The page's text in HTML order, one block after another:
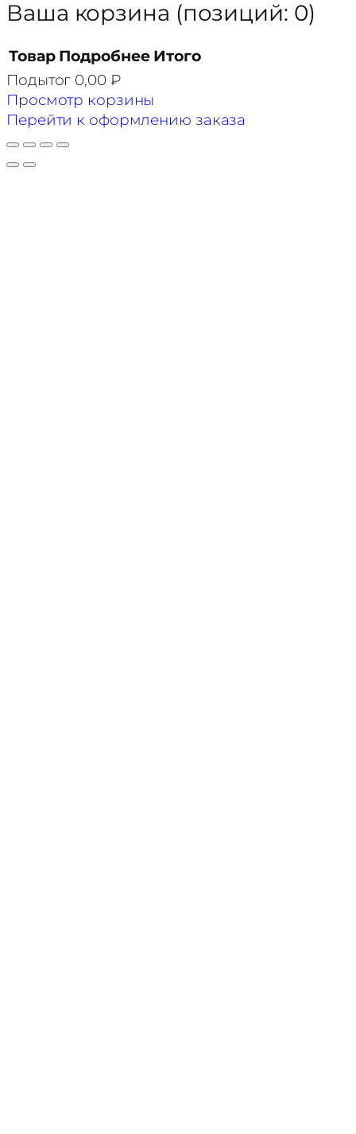
Ваша корзина (позиций: 0)
Товары
в
корзине
Товар Подробнее Итого
Подытог 0,00 ₽
Просмотр корзины
Перейти к оформлению заказа